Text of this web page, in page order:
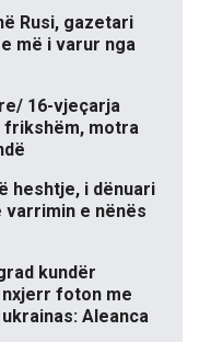
Rusi, gazetari
më i varur nga
16-vjeçarja
frikshëm, motra
heshtje, i dënuari
varrimin e nënës
kundër
foton me
Aleanca